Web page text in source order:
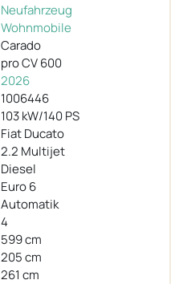
Neufahrzeug
Wohnmobile
Carado
pro CV 600
2026
1006446
103 kW/140 PS
Fiat Ducato
2.2 Multijet
Diesel
Euro 6
Automatik
4
599 cm
205 cm
261 cm